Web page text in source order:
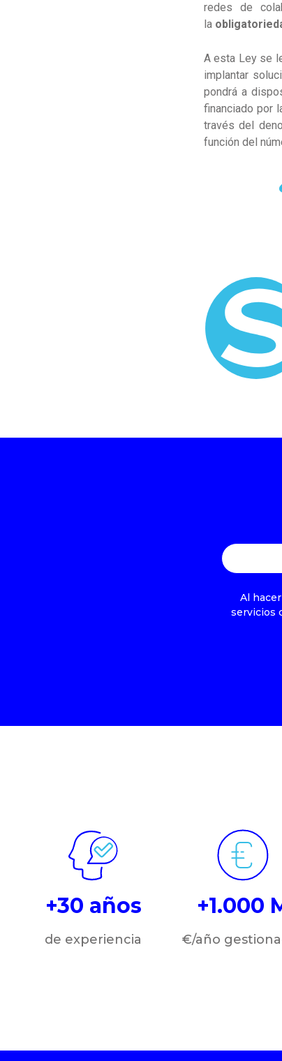
redes de
la
A esta Ley se
implantar
pondrá a
financiado por
través del
función del
Al
servicios
+30 años
de experiencia
+1.000
€/año